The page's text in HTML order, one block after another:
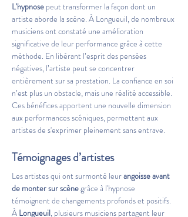
L'hypnose peut transformer la façon dont un
artiste aborde la scène. À Longueuil, de nombreux
musiciens ont constaté une amélioration
significative de leur performance grâce à cette
méthode. En libérant l’esprit des pensées
négatives, l’artiste peut se concentrer
entièrement sur sa prestation. La confiance en soi
n’est plus un obstacle, mais une réalité accessible.
Ces bénéfices apportent une nouvelle dimension
aux performances scéniques, permettant aux
artistes de s'exprimer pleinement sans entrave.
Témoignages d’artistes
Les artistes qui ont surmonté leur angoisse avant
de monter sur scène grâce à l'hypnose
témoignent de changements profonds et positifs.
À Longueuil, plusieurs musiciens partagent leur